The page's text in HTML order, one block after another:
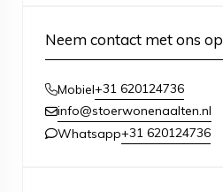
Neem contact met ons op
Mobiel+31 620124736
info@stoerwonenaalten.nl
Whatsapp+31 620124736